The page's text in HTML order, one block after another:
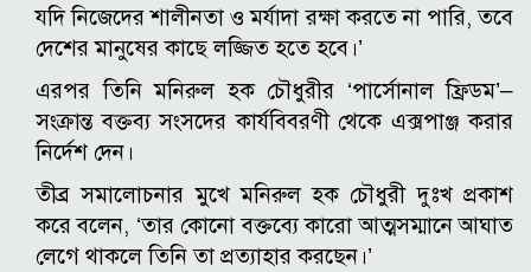
যদি নিজেদের শালীনতা ও মর্যাদা রক্ষা করতে না পারি, তবে
দেশের মানুষের কাছে লজ্জিত হতে হবে।’
এরপর তিনি মনিরুল হক চৌধুরীর ‘পার্সোনাল ফ্রিডম’–
সংক্রান্ত বক্তব্য সংসদের কার্যবিবরণী থেকে এক্সপাঞ্জ করার
নির্দেশ দেন।
তীব্র সমালোচনার মুখে মনিরুল হক চৌধুরী দুঃখ প্রকাশ
করে বলেন, ‘তার কোনো বক্তব্যে কারো আত্মসম্মানে আঘাত
লেগে থাকলে তিনি তা প্রত্যাহার করছেন।’